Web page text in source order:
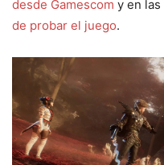
desde Gamescom y en las
de probar el juego.